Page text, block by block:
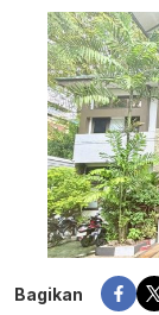
Bagikan